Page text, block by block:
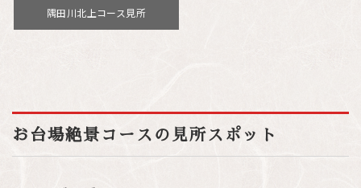
隅田川北上コース見所
お台場絶景コースの見所スポット